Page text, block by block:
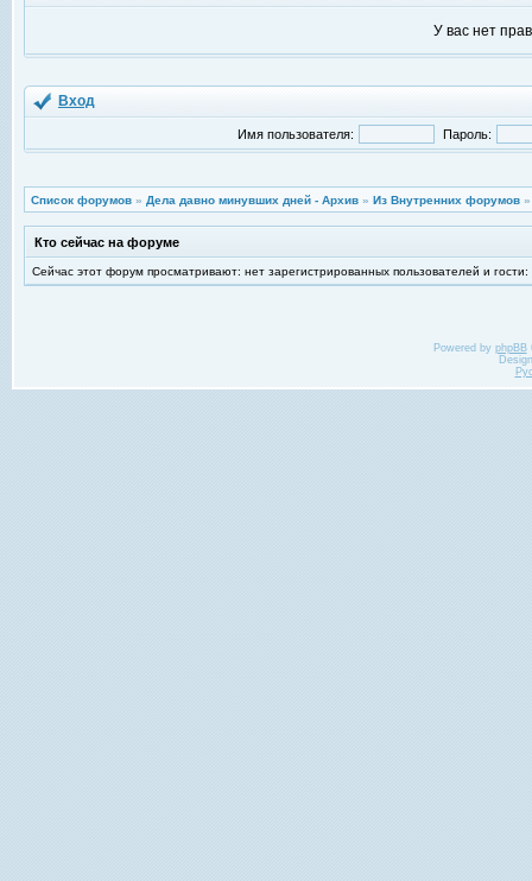
У вас нет
Вход
Имя пользователя: Пароль:
Список форумов » Дела давно минувших дней - Архив » Из Внутренних форумов
Кто сейчас на форуме
Сейчас этот форум просматривают: нет зарегистрированных пользователей и гости:
Powered by phpBB